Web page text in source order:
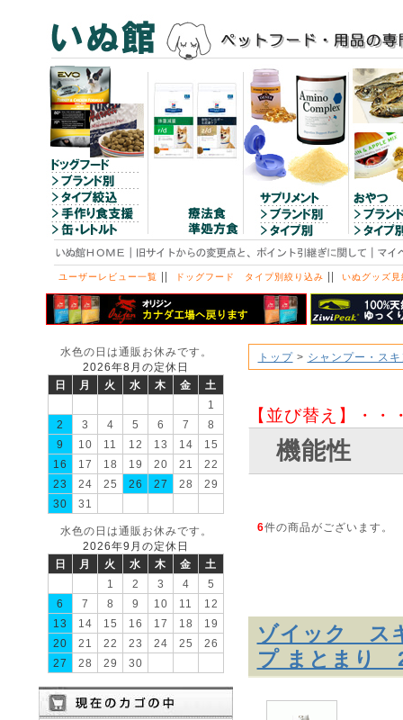
ユーザーレビュー一覧 || ドッグフード タイプ別絞り込み || いぬグッズ見
水色の日は通販お休みです。
2026年8月の定休日
日
月 火 水 木 金
土
1
2
3 4 5 6 7
8
9
10 11 12 13 14
15
16
17 18 19 20 21
22
23
24 25 26 27 28
29
30
31
水色の日は通販お休みです。
2026年9月の定休日
日
月 火 水 木 金
土
1
2 3 4
5
6
7 8 9 10 11
12
13
14 15 16 17 18
19
20
21 22 23 24 25
26
27
28 29 30
トップ> シャンプー・ス
【並び替え】・・
機能性
6件の商品がございます。
ゾイック ス
プ まとまり